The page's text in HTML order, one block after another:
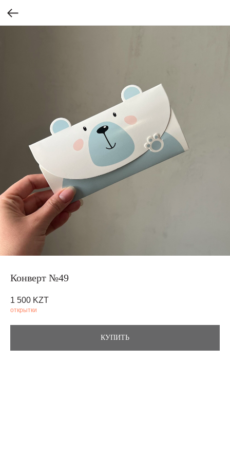
Конверт №49
1 500 KZT
открытки
КУПИТЬ